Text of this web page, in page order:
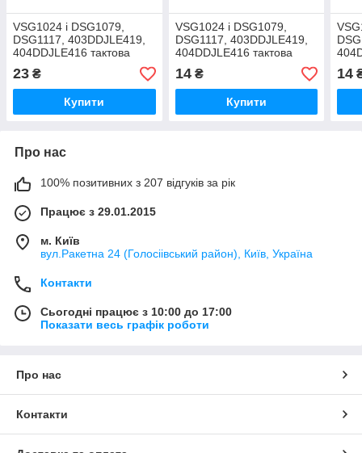
VSG1024 і DSG1079,
DSG1117, 403DDJLE419,
404DDJLE416 тактова
кнопка для Pioneer cdj,
djm
23 ₴
Купити
VSG1024 і DSG1079,
DSG1117, 403DDJLE419,
404DDJLE416 тактова
кнопка для Pioneer cdj
14₴
Купити
djm
14
Про нас
100% позитивних з 207 відгуків за рік
Працює з 29.01.2015
м. Київ
вул.Ракетна 24 (Голосіівський район), Київ, Україна
Контакти
Сьогодні працює з 10:00 до 17:00
Показати весь графік роботи
Про нас
Контакти